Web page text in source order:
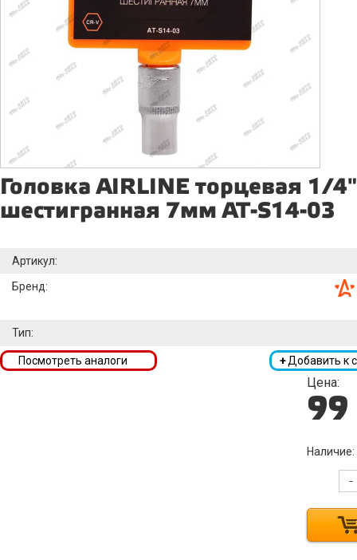
Головка AIRLINE торцевая 1/
шестигранная 7мм AT-S14-03
Артикул:
Бренд:
Тип:
+Добавить к
Посмотреть аналоги
Цена:
99
Наличие:
-